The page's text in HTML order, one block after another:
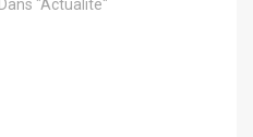
Dans "Actualité"